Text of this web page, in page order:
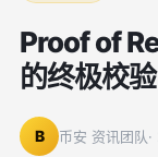
Proof of
的终极校验
B 币安 资讯团队